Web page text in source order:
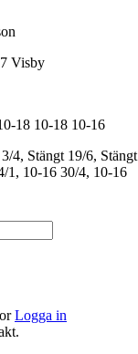
Visby
18 10-18 10-16
3/4, Stängt 19/6, Stängt
1, 10-16 30/4, 10-16
Logga in